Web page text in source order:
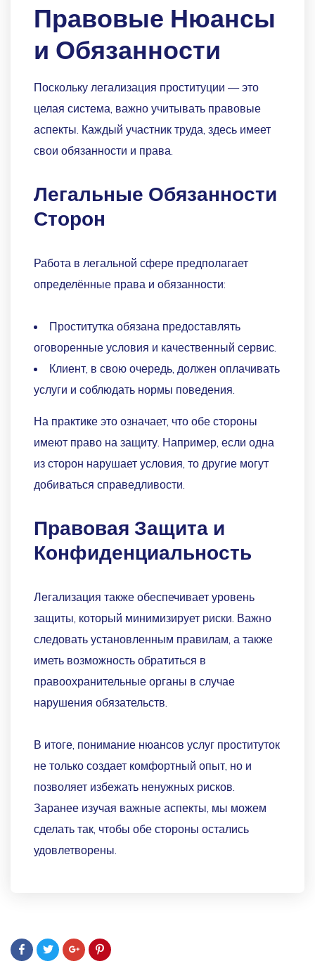
Правовые Нюансы
и Обязанности
Поскольку легализация проституции — это
целая система, важно учитывать правовые
аспекты. Каждый участник труда, здесь имеет
свои обязанности и права.
Легальные Обязанности
Сторон
Работа в легальной сфере предполагает
определённые права и обязанности:
Проститутка обязана предоставлять
оговоренные условия и качественный сервис.
Клиент, в свою очередь, должен оплачивать
услуги и соблюдать нормы поведения.
На практике это означает, что обе стороны
имеют право на защиту. Например, если одна
из сторон нарушает условия, то другие могут
добиваться справедливости.
Правовая Защита и
Конфиденциальность
Легализация также обеспечивает уровень
защиты, который минимизирует риски. Важно
следовать установленным правилам, а также
иметь возможность обратиться в
правоохранительные органы в случае
нарушения обязательств.
В итоге, понимание нюансов услуг проституток
не только создает комфортный опыт, но и
позволяет избежать ненужных рисков.
Заранее изучая важные аспекты, мы можем
сделать так, чтобы обе стороны остались
удовлетворены.